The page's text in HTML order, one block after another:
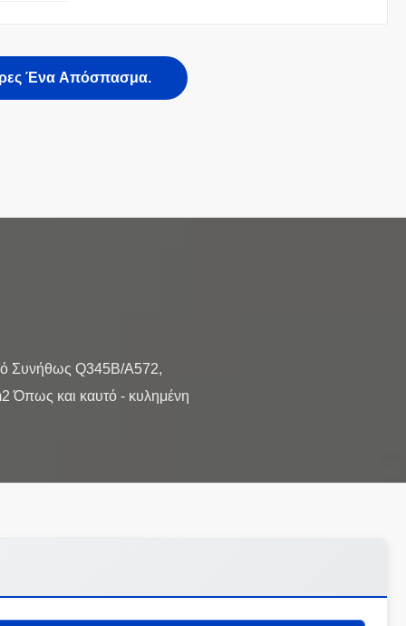
Ένα Απόσπασμα.
Συνήθως Q345B/A572,
Όπως και καυτό - κυλημένη